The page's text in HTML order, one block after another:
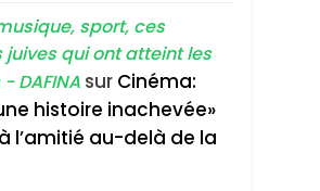
Accords D’Isaac:
L’alliance Pourrait
S’étendre À 13 Pays
D’Amérique Latine
ISRAÉL JUDAISME
2025, L’année La Plus
sport, ces
juives qui ont atteint les
DAFINA sur Cinéma:
histoire inachevée»
l’amitié au-delà de la